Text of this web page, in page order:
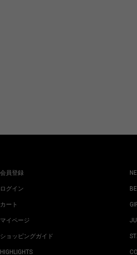
会員登録
ログイン
カート
マイページ
ショッピングガイド
HIGHLIGHTS